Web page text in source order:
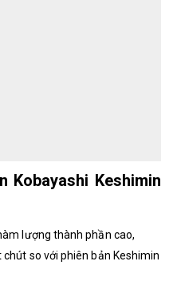
Kobayashi Keshimin
lượng thành phần cao,
so với phiên bản Keshimin